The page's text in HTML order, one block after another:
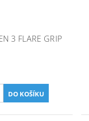
3 FLARE GRIP